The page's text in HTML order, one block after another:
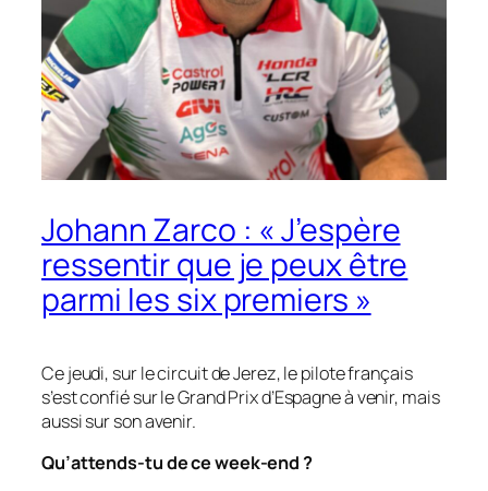
Johann Zarco : « J’espère
ressentir que je peux être
parmi les six premiers »
Ce jeudi, sur le circuit de Jerez, le pilote français
s’est confié sur le Grand Prix d’Espagne à venir, mais
aussi sur son avenir.
Qu’attends-tu de ce week-end ?